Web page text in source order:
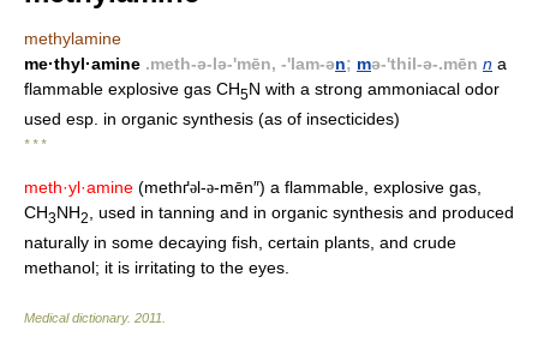
methylamine
me·thyl·amine .meth-ə-lə-'mēn, -'lam-ən; mə-'thil-ə-.mēn n a
flammable explosive gas CH5N with a strong ammoniacal odor
used esp. in organic synthesis (as of insecticides)
* * *
meth·yl·amine (methґəl-ə-mēn″) a flammable, explosive gas,
CH3NH2
, used in tanning and in organic synthesis and produced
naturally in some decaying fish, certain plants, and crude
methanol; it is irritating to the eyes.
Medical dictionary. 2011